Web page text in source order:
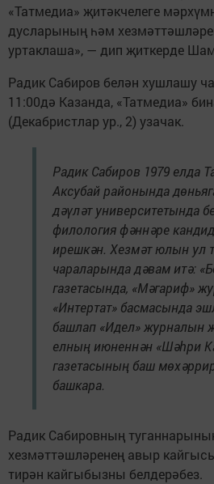
«Татмедиа» җитәкчелеге
дусларының һәм
уртаклаша», — дип җиткерде
Радик Сабиров белән хушлашу
11:00дә Казанда, «Татмедиа»
(Декабристлар ур., 2) узачак.
Радик Сабиров 1979 елда
Аксубай районында
дәүләт университетында
филология фәннәре
ирешкән. Хезмәт юлын ул
чараларында дәвам итә:
газетасында, «Мәгариф»
«Интертат» басмасында
башлап «Идел» журналын
елның июненнән «Шәһри
газетасының баш
башкара.
Радик Сабировның
хезмәттәшләренең авыр
тирән кайгыбызны белдерәбез.